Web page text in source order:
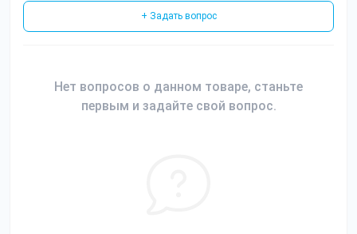
+ Задать вопрос
Нет вопросов о данном товаре, станьте
первым и задайте свой вопрос.